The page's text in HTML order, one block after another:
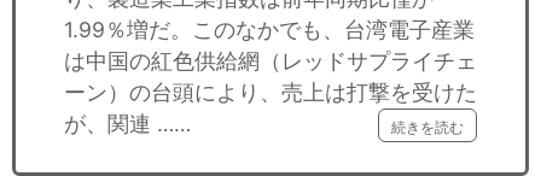
1.99％増だ。このなかでも、台湾電子産業
は中国の紅色供給網（レッドサプライチェ
ーン）の台頭により、売上は打撃を受けた
が、関連 ……
続きを読む